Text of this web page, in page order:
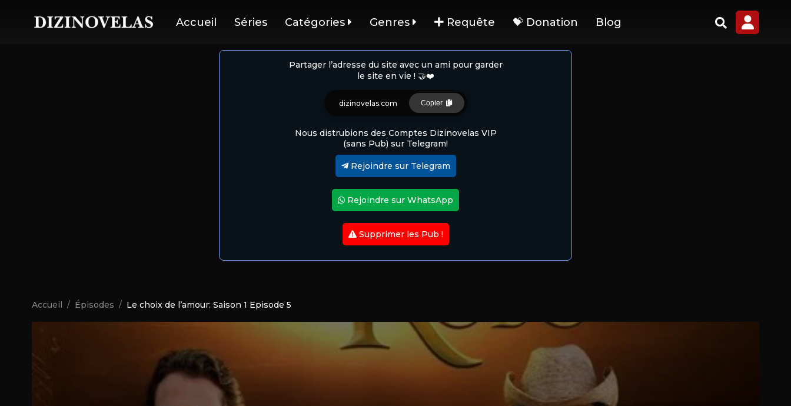
Accueil Séries Catégories Genres Requête 💝 Donation Blog
Partager l’adresse du site avec un ami pour garder
le site en vie ! 🤝❤️
dizinovelas.com Copier
Nous distrubions des Comptes Dizinovelas VIP
(sans Pub) sur Telegram!
Rejoindre sur Telegram
Rejoindre sur WhatsApp
Supprimer les Pub !
Accueil Épisodes Le choix de l’amour: Saison 1 Episode 5